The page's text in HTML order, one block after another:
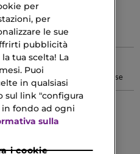
Confezioni
Regalo
Profumi
Idolle Intense
per
per
le sue
pubblicità
tua scelta! La
Puoi
in qualsiasi
sul link "configura
fondo ad ogni
sulla
i cookie